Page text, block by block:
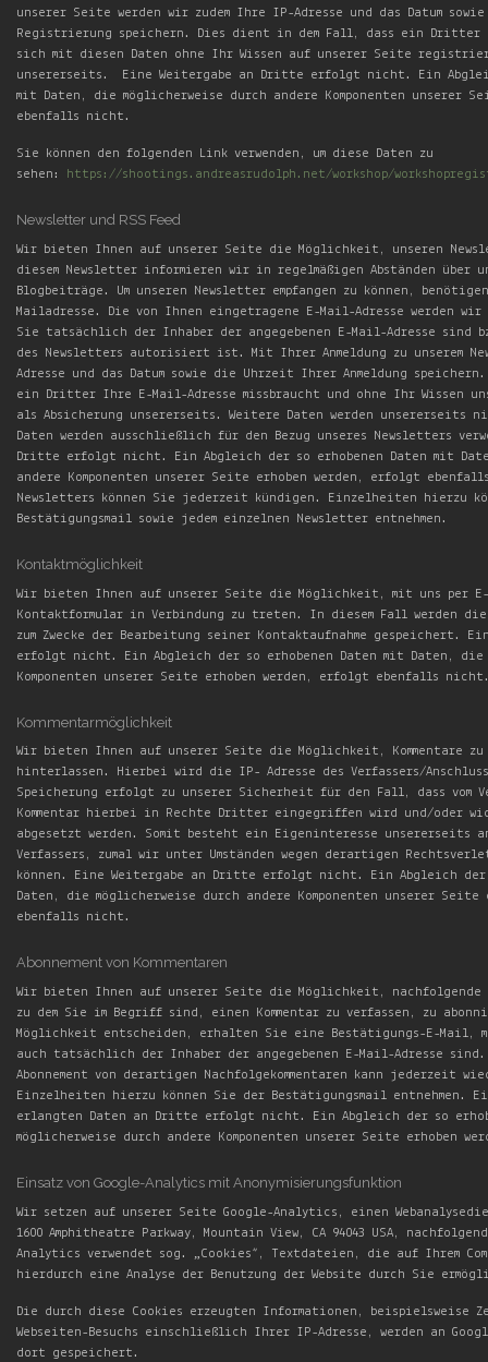
unserer Seite werden wir zudem Ihre IP-Adresse und das Datum
Registrierung speichern. Dies dient in dem Fall, dass ein Dritter
sich mit diesen Daten ohne Ihr Wissen auf unserer Seite
unsererseits. Eine Weitergabe an Dritte erfolgt nicht. Ein
mit Daten, die möglicherweise durch andere Komponenten unserer
ebenfalls nicht.
Sie können den folgenden Link verwenden, um diese Daten zu
sehen:
https://shootings.andreasrudolph.net/workshop/
Newsletter und RSS Feed
Wir bieten Ihnen auf unserer Seite die Möglichkeit, unseren
diesem Newsletter informieren wir in regelmäßigen Abständen über
Blogbeiträge. Um unseren Newsletter empfangen zu können,
Mailadresse. Die von Ihnen eingetragene E-Mail-Adresse werden wir
Sie tatsächlich der Inhaber der angegebenen E-Mail-Adresse sind
des Newsletters autorisiert ist. Mit Ihrer Anmeldung zu unserem
Adresse und das Datum sowie die Uhrzeit Ihrer Anmeldung
ein Dritter Ihre E-Mail-Adresse missbraucht und ohne Ihr Wissen
als Absicherung unsererseits. Weitere Daten werden unsererseits
Daten werden ausschließlich für den Bezug unseres Newsletters
Dritte erfolgt nicht. Ein Abgleich der so erhobenen Daten mit
andere Komponenten unserer Seite erhoben werden, erfolgt
Newsletters können Sie jederzeit kündigen. Einzelheiten hierzu
Bestätigungsmail sowie jedem einzelnen Newsletter entnehmen.
Kontaktmöglichkeit
Wir bieten Ihnen auf unserer Seite die Möglichkeit, mit uns per
Kontaktformular in Verbindung zu treten. In diesem Fall werden die
zum Zwecke der Bearbeitung seiner Kontaktaufnahme gespeichert.
erfolgt nicht. Ein Abgleich der so erhobenen Daten mit Daten, die
Komponenten unserer Seite erhoben werden, erfolgt ebenfalls
Kommentarmöglichkeit
Wir bieten Ihnen auf unserer Seite die Möglichkeit, Kommentare
hinterlassen. Hierbei wird die IP- Adresse des Verfassers/
Speicherung erfolgt zu unserer Sicherheit für den Fall, dass vom
Kommentar hierbei in Rechte Dritter eingegriffen wird und/oder
abgesetzt werden. Somit besteht ein Eigeninteresse unsererseits
Verfassers, zumal wir unter Umständen wegen derartigen
können. Eine Weitergabe an Dritte erfolgt nicht. Ein Abgleich der
Daten, die möglicherweise durch andere Komponenten unserer
ebenfalls nicht.
Abonnement von Kommentaren
Wir bieten Ihnen auf unserer Seite die Möglichkeit, nachfolgende
zu dem Sie im Begriff sind, einen Kommentar zu verfassen, zu
Möglichkeit entscheiden, erhalten Sie eine Bestätigungs-E-Mail,
auch tatsächlich der Inhaber der angegebenen E-Mail-Adresse sind.
Abonnement von derartigen Nachfolgekommentaren kann jederzeit
Einzelheiten hierzu können Sie der Bestätigungsmail entnehmen.
erlangten Daten an Dritte erfolgt nicht. Ein Abgleich der so
möglicherweise durch andere Komponenten unserer Seite erhoben
Einsatz von Google-Analytics mit Anonymisierungsfunktion
Wir setzen auf unserer Seite Google-Analytics, einen
1600 Amphitheatre Parkway, Mountain View, CA 94043 USA,
Analytics verwendet sog. „Cookies“, Textdateien, die auf Ihrem
hierdurch eine Analyse der Benutzung der Website durch Sie
Die durch diese Cookies erzeugten Informationen,
Webseiten-Besuchs einschließlich Ihrer IP-Adresse, werden an
dort gespeichert.